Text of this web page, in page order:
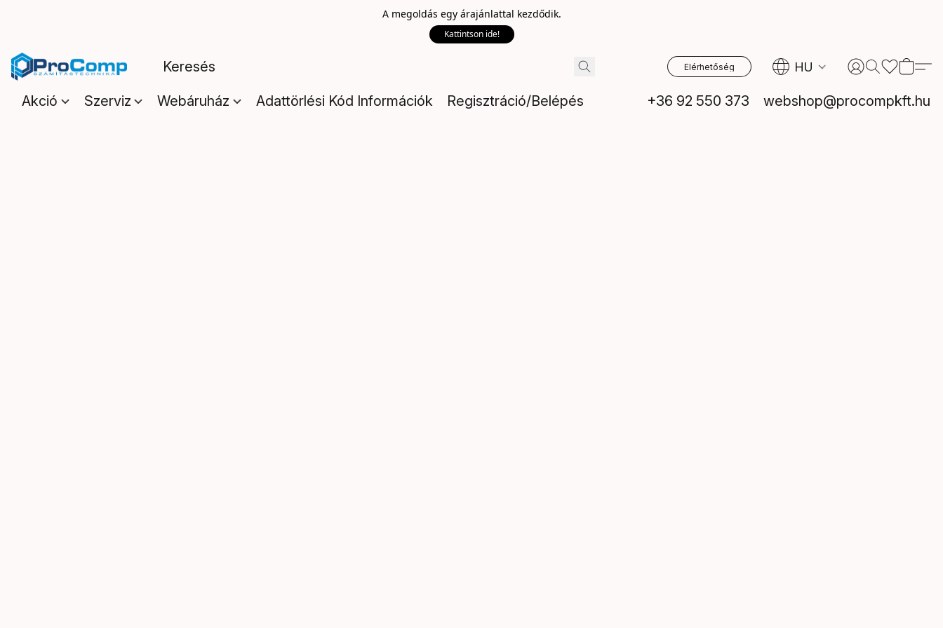
A megoldás egy árajánlattal kezdődik.
Kattintson ide!
Elérhetőség HU
Akció Szerviz Webáruház Adattörlési Kód Információk Regisztráció/Belépés +36 92 550 373 webshop@procompkft.hu